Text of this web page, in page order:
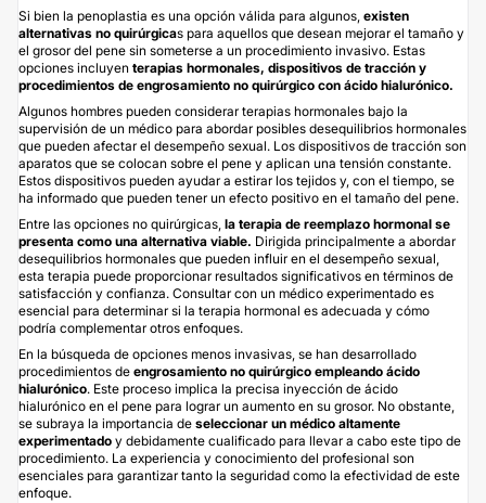
Si bien la penoplastia es una opción válida para algunos, existen
alternativas no quirúrgicas para aquellos que desean mejorar el tamaño y
el grosor del pene sin someterse a un procedimiento invasivo. Estas
opciones incluyen terapias hormonales, dispositivos de tracción y
procedimientos de engrosamiento no quirúrgico con ácido hialurónico.
Algunos hombres pueden considerar terapias hormonales bajo la
supervisión de un médico para abordar posibles desequilibrios hormonales
que pueden afectar el desempeño sexual. Los dispositivos de tracción son
aparatos que se colocan sobre el pene y aplican una tensión constante.
Estos dispositivos pueden ayudar a estirar los tejidos y, con el tiempo, se
ha informado que pueden tener un efecto positivo en el tamaño del pene.
Entre las opciones no quirúrgicas, la terapia de reemplazo hormonal se
presenta como una alternativa viable. Dirigida principalmente a abordar
desequilibrios hormonales que pueden influir en el desempeño sexual,
esta terapia puede proporcionar resultados significativos en términos de
satisfacción y confianza. Consultar con un médico experimentado es
esencial para determinar si la terapia hormonal es adecuada y cómo
podría complementar otros enfoques.
En la búsqueda de opciones menos invasivas, se han desarrollado
procedimientos de engrosamiento no quirúrgico empleando ácido
hialurónico. Este proceso implica la precisa inyección de ácido
hialurónico en el pene para lograr un aumento en su grosor. No obstante,
se subraya la importancia de seleccionar un médico altamente
experimentado y debidamente cualificado para llevar a cabo este tipo de
procedimiento. La experiencia y conocimiento del profesional son
esenciales para garantizar tanto la seguridad como la efectividad de este
enfoque.